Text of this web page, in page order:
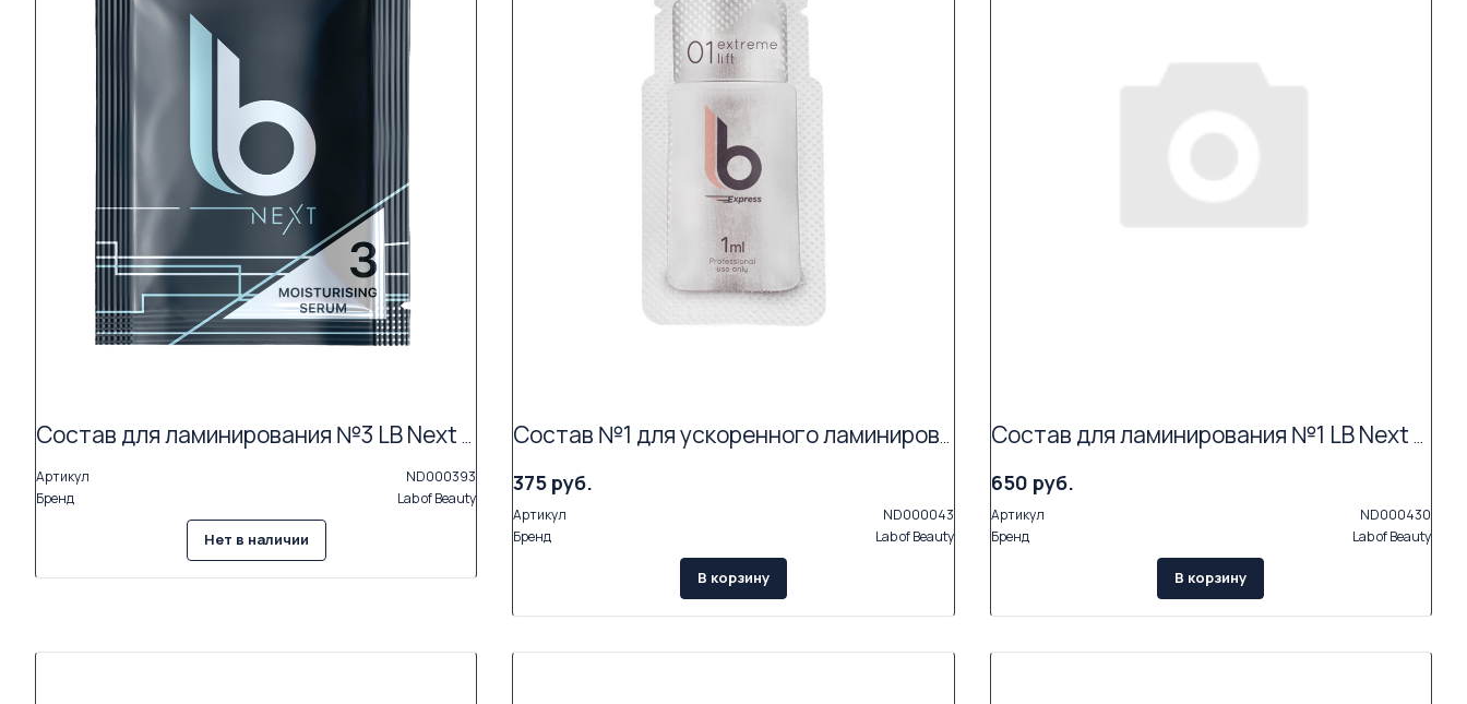
Состав для ламинирования №3 LB Next «Moisturising Serum» АКЦИЯ (Exp.11.26)
Артикул
ND000393
Бренд
Lab of Beauty
Нет в наличии
Состав №1 для ускоренного ламинирования LB «Express» (саше 1 мл)
375 руб.
Артикул
ND000043
Бренд
Lab of Beauty
В корзину
Состав для ламинирования №1 LB Next «Lifting Balm» (5 мл)
650 руб.
Артикул
ND000430
Бренд
Lab of Beauty
В корзину